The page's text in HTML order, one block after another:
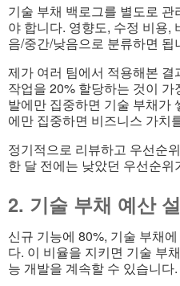
기술 부채 백로그를 별도로
야 합니다. 영향도, 수정 비용,
음/중간/낮음으로 분류하면 됩
제가 여러 팀에서 적용해본
작업을 20% 할당하는 것이
발에만 집중하면 기술 부채가
에만 집중하면 비즈니스 가치
정기적으로 리뷰하고 우선순
한 달 전에는 낮았던 우선순
2. 기술 부채 예산
신규 기능에 80%, 기술 부채
다. 이 비율을 지키면 기술 부
능 개발을 계속할 수 있습니다.